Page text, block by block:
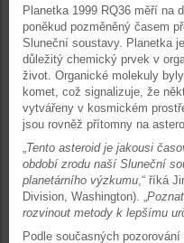
Planetka 1999 RQ36 měří na
poněkud pozměněný časem
Sluneční soustavy. Planetka
důležitý chemický prvek v
život. Organické molekuly
komet, což signalizuje, že
vytvářeny v kosmickém
jsou rovněž přítomny na
„Tento asteroid je jakousi
období zrodu naší Sluneční
planetárního výzkumu,“ říká
Division, Washington). „
rozvinout metody k lepšímu
Podle současných